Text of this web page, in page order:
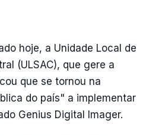
hoje, a Unidade Local de
(ULSAC), que gere a
que se tornou na
do país" a implementar
Genius Digital Imager.